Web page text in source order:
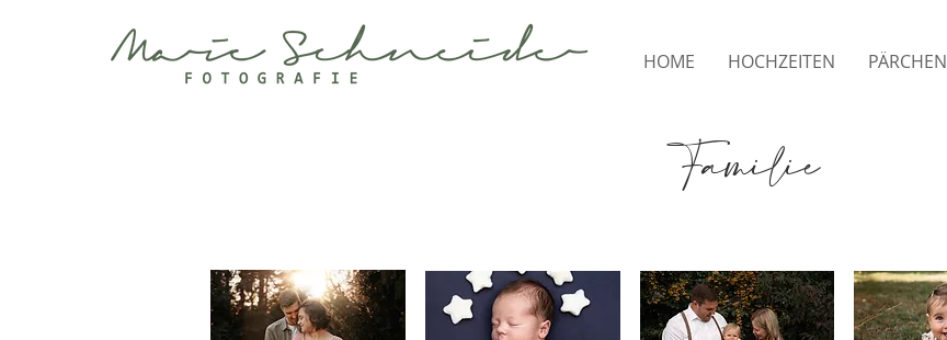
HOME HOCHZEITEN PÄRCHEN
Familienfotoshooting